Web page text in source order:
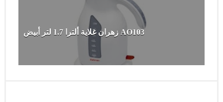
زهران غلاية ألترا 1.7 لتر أبيض AO103